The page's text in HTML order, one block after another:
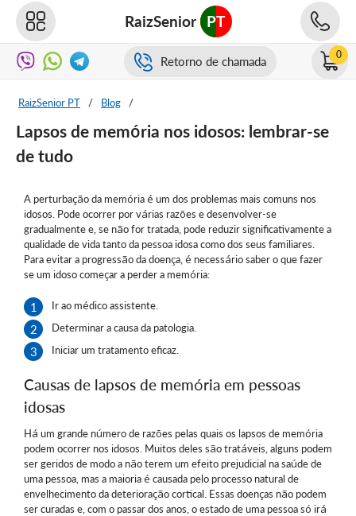
RaizSenior PT
Retorno de chamada 0
RaizSenior PT / Blog /
Lapsos de memória nos idosos: lembrar-se
de tudo
A perturbação da memória é um dos problemas mais comuns nos
idosos. Pode ocorrer por várias razões e desenvolver-se
gradualmente e, se não for tratada, pode reduzir significativamente a
qualidade de vida tanto da pessoa idosa como dos seus familiares.
Para evitar a progressão da doença, é necessário saber o que fazer
se um idoso começar a perder a memória:
Ir ao médico assistente.
Determinar a causa da patologia.
Iniciar um tratamento eficaz.
Causas de lapsos de memória em pessoas
idosas
Há um grande número de razões pelas quais os lapsos de memória
podem ocorrer nos idosos. Muitos deles são tratáveis, alguns podem
ser geridos de modo a não terem um efeito prejudicial na saúde de
uma pessoa, mas a maioria é causada pelo processo natural de
envelhecimento da deterioração cortical. Essas doenças não podem
ser curadas e, com o passar dos anos, o estado de uma pessoa só irá